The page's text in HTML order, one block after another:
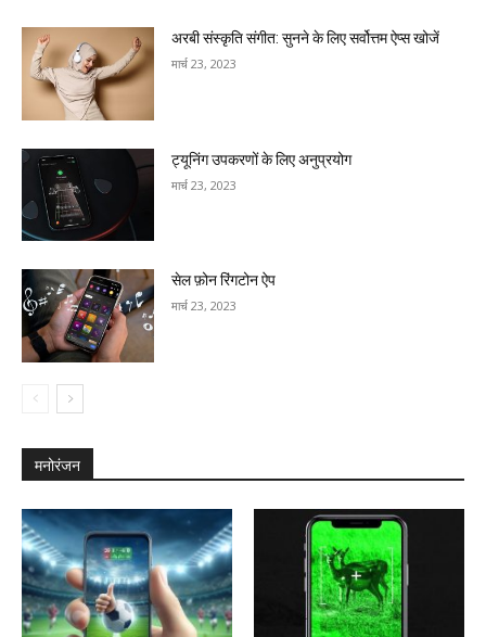
अरबी संस्कृति संगीत: सुनने के लिए सर्वोत्तम ऐप्स खोजें
मार्च 23, 2023
ट्यूनिंग उपकरणों के लिए अनुप्रयोग
मार्च 23, 2023
सेल फ़ोन रिंगटोन ऐप
मार्च 23, 2023
मनोरंजन